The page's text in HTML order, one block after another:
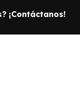
¡Contáctanos!